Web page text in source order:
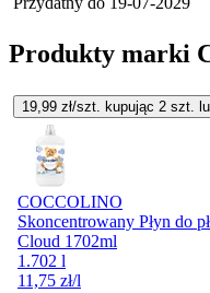
Produkty marki
19,99 zł/szt. kupując 2 szt.
COCCOLINO
Skoncentrowany Płyn do
Cloud 1702ml
1.702 l
11,75 zł/l